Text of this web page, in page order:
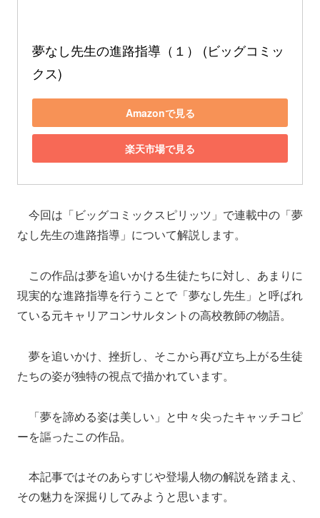
夢なし先生の進路指導（１） (ビッグコミッ
クス)
Amazonで見る
楽天市場で見る
今回は「ビッグコミックスピリッツ」で連載中の「夢
なし先生の進路指導」について解説します。
この作品は夢を追いかける生徒たちに対し、あまりに
現実的な進路指導を行うことで「夢なし先生」と呼ばれ
ている元キャリアコンサルタントの高校教師の物語。
夢を追いかけ、挫折し、そこから再び立ち上がる生徒
たちの姿が独特の視点で描かれています。
「夢を諦める姿は美しい」と中々尖ったキャッチコピ
ーを謳ったこの作品。
本記事ではそのあらすじや登場人物の解説を踏まえ、
その魅力を深掘りしてみようと思います。